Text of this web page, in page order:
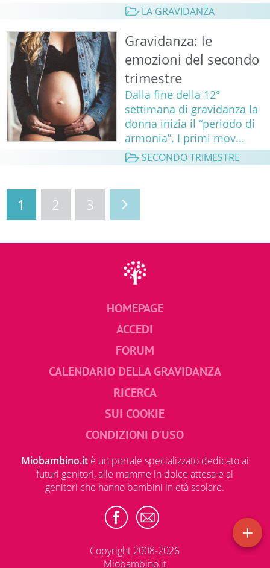
LA GRAVIDANZA
Gravidanza: le
emozioni del secondo
trimestre
Dalla fine della 12°
settimana di gravidanza la
donna inizia il “periodo di
armonia”. I primi mov...
SECONDO TRIMESTRE
1 2 3
HOMEPAGE
ACCEDI
FORUM
CALENDARIO DELLA GRAVIDANZA
RICERCA
SUI COOKIE
CONDIZIONI D'USO
Miobambino.itè un portale specializzato dedicato ai
futuri genitori, alle mamme in dolce attesa e ai
genitori che hanno bambini in età scolare.
Copyright 2008-2026
Miobambino.it